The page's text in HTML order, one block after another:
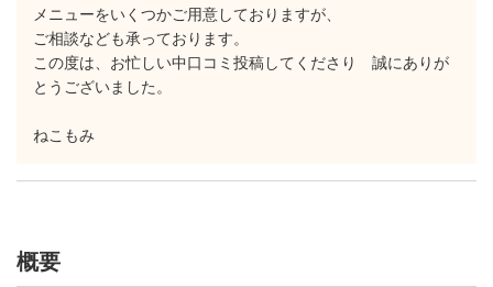
メニューをいくつかご用意しておりますが、
ご相談なども承っております。
この度は、お忙しい中口コミ投稿してくださり 誠にありが
とうございました。
ねこもみ
概要